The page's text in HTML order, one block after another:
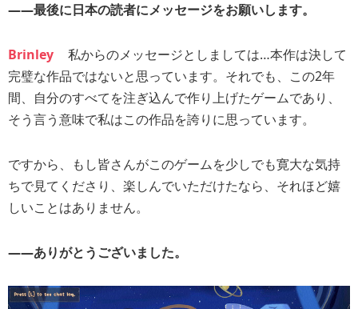
――最後に日本の読者にメッセージをお願いします。
Brinley
私からのメッセージとしましては…本作は決して
完璧な作品ではないと思っています。それでも、この2年
間、自分のすべてを注ぎ込んで作り上げたゲームであり、
そう言う意味で私はこの作品を誇りに思っています。
ですから、もし皆さんがこのゲームを少しでも寛大な気持
ちで見てくださり、楽しんでいただけたなら、それほど嬉
しいことはありません。
――ありがとうございました。